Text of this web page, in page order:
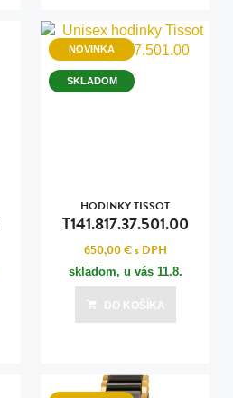
NOVINKA
SKLADOM
HODINKY TISSOT
T141.817.37.501.00
650,00 €s DPH
skladom, u vás 11.8.
DO KOŠÍKA